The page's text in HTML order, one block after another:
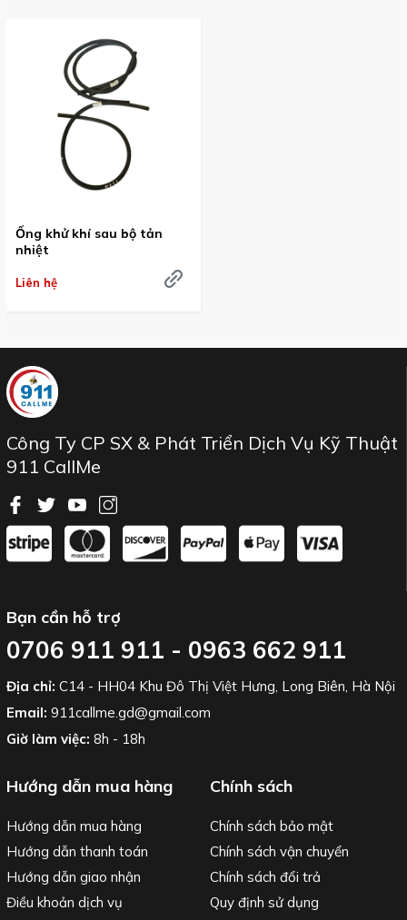
Ống khử khí sau bộ tản
nhiệt
Liên hệ
Công Ty CP SX & Phát Triển Dịch Vụ Kỹ Thuật
911 CallMe
Bạn cần hỗ trợ
0706 911 911 - 0963 662 911
Địa chỉ: C14 - HH04 Khu Đô Thị Việt Hưng, Long Biên, Hà Nội
Email: 911callme.gd@gmail.com
Giờ làm việc: 8h - 18h
Hướng dẫn mua hàng
Hướng dẫn mua hàng
Hướng dẫn thanh toán
Hướng dẫn giao nhận
Điều khoản dịch vụ
Chính sách
Chính sách bảo mật
Chính sách vận chuyển
Chính sách đổi trả
Quy định sử dụng